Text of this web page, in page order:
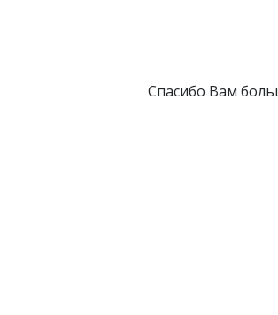
Спасибо Вам